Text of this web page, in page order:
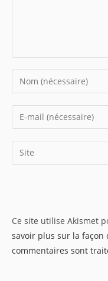
Enter
your
name
comment
Enter
your
email
address
Saisir
l’URL
(facultatif)
Ce site utilise Akismet
savoir plus sur la façon
commentaires sont